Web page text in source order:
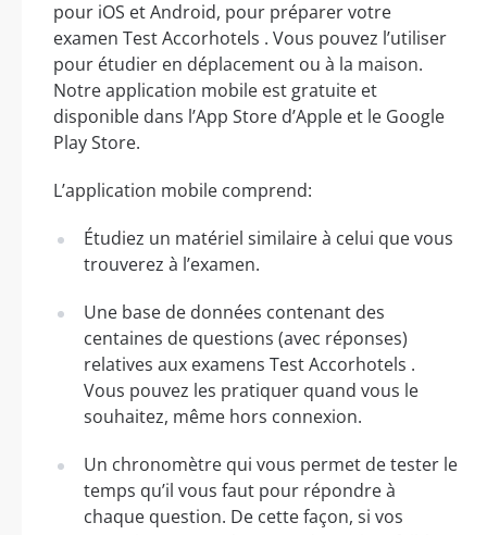
pour iOS et Android, pour préparer votre
examen Test Accorhotels . Vous pouvez l’utiliser
pour étudier en déplacement ou à la maison.
Notre application mobile est gratuite et
disponible dans l’App Store d’Apple et le Google
Play Store.
L’application mobile comprend:
Étudiez un matériel similaire à celui que vous
trouverez à l’examen.
Une base de données contenant des
centaines de questions (avec réponses)
relatives aux examens Test Accorhotels .
Vous pouvez les pratiquer quand vous le
souhaitez, même hors connexion.
Un chronomètre qui vous permet de tester le
temps qu’il vous faut pour répondre à
chaque question. De cette façon, si vos